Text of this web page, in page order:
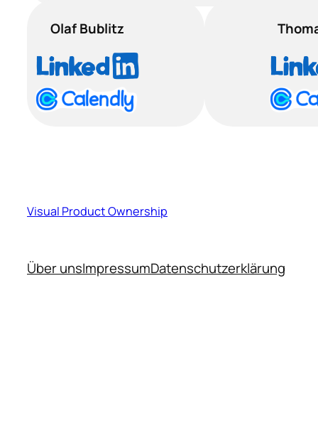
Olaf Bublitz
Visual Product Ownership
Über unsImpressumDatenschutzerklärung